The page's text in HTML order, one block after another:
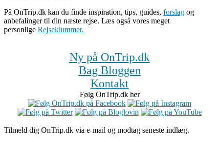
På OnTrip.dk kan du finde inspiration, tips, guides, forslag og
anbefalinger til din næste rejse. Læs også vores meget
personlige Rejseklummer.
Ny på OnTrip.dk
Bag Bloggen
Kontakt
Følg OnTrip.dk her
Tilmeld dig OnTrip.dk via e-mail og modtag seneste indlæg.